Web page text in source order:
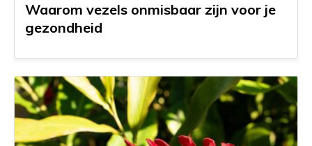
Waarom vezels onmisbaar zijn voor je
gezondheid